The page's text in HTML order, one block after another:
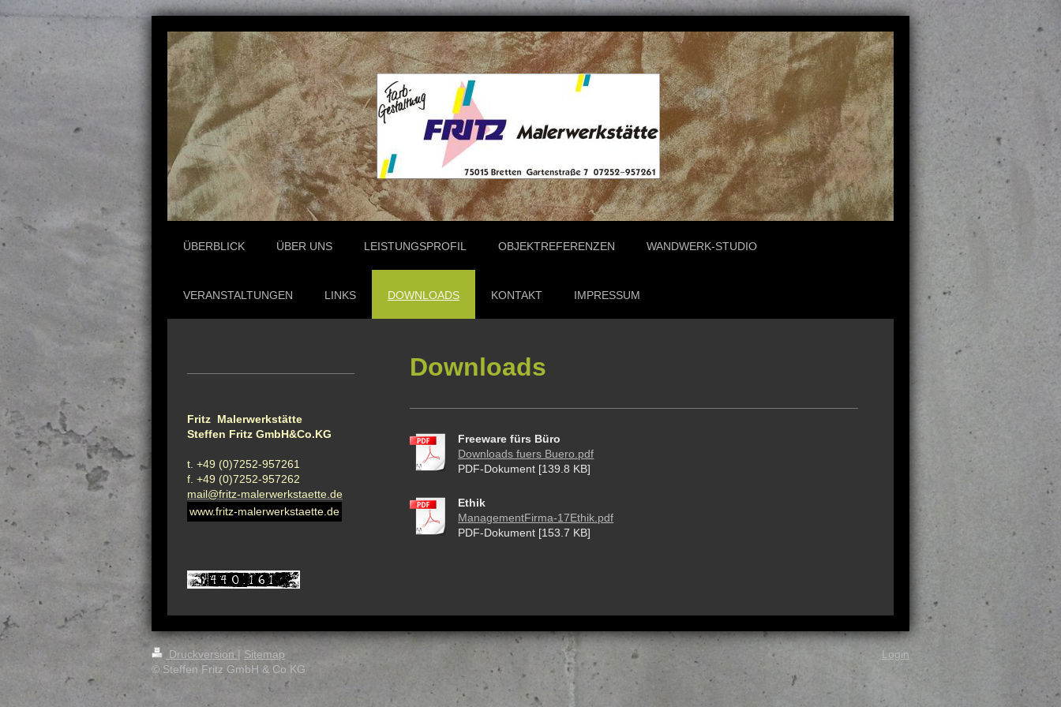
ÜBERBLICK ÜBER UNS LEISTUNGSPROFIL OBJEKTREFERENZEN WANDWERK-STUDIO
VERANSTALTUNGEN LINKS DOWNLOADS KONTAKT IMPRESSUM
Downloads
Freeware fürs Büro
Downloads fuers Buero.pdf
PDF-Dokument [139.8 KB]
Ethik
ManagementFirma-17Ethik.pdf
PDF-Dokument [153.7 KB]
Fritz Malerwerkstätte
Steffen Fritz GmbH&Co.KG
t. +49 (0)7252-957261
f. +49 (0)7252-957262
mail@fritz-malerwerkstaette.de
www.fritz-malerwerkstaette.de
Druckversion | Sitemap
© Steffen Fritz GmbH & Co KG
Login